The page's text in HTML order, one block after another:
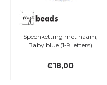
Speenketting met naam,
Baby blue (1-9 letters)
€18,00